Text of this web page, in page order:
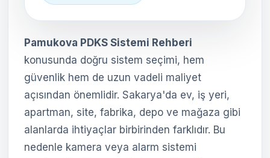
Pamukova PDKS Sistemi Rehberi
konusunda doğru sistem seçimi, hem
güvenlik hem de uzun vadeli maliyet
açısından önemlidir. Sakarya'da ev, iş yeri,
apartman, site, fabrika, depo ve mağaza gibi
alanlarda ihtiyaçlar birbirinden farklıdır. Bu
nedenle kamera veya alarm sistemi